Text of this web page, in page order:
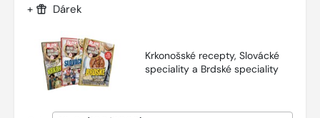
+ Dárek
Krkonošské recepty, Slovácké
speciality a Brdské speciality